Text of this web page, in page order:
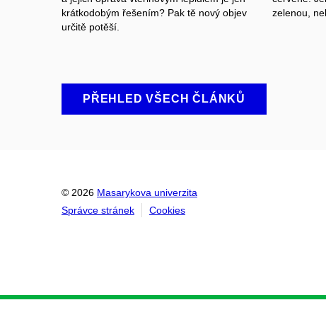
krátkodobým řešením? Pak tě nový objev
určitě potěší.
zelenou
PŘEHLED VŠECH ČLÁNKŮ
© 2026 Masarykova univerzita
Správce stránek
Cookies